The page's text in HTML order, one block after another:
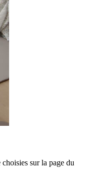
sur la page du